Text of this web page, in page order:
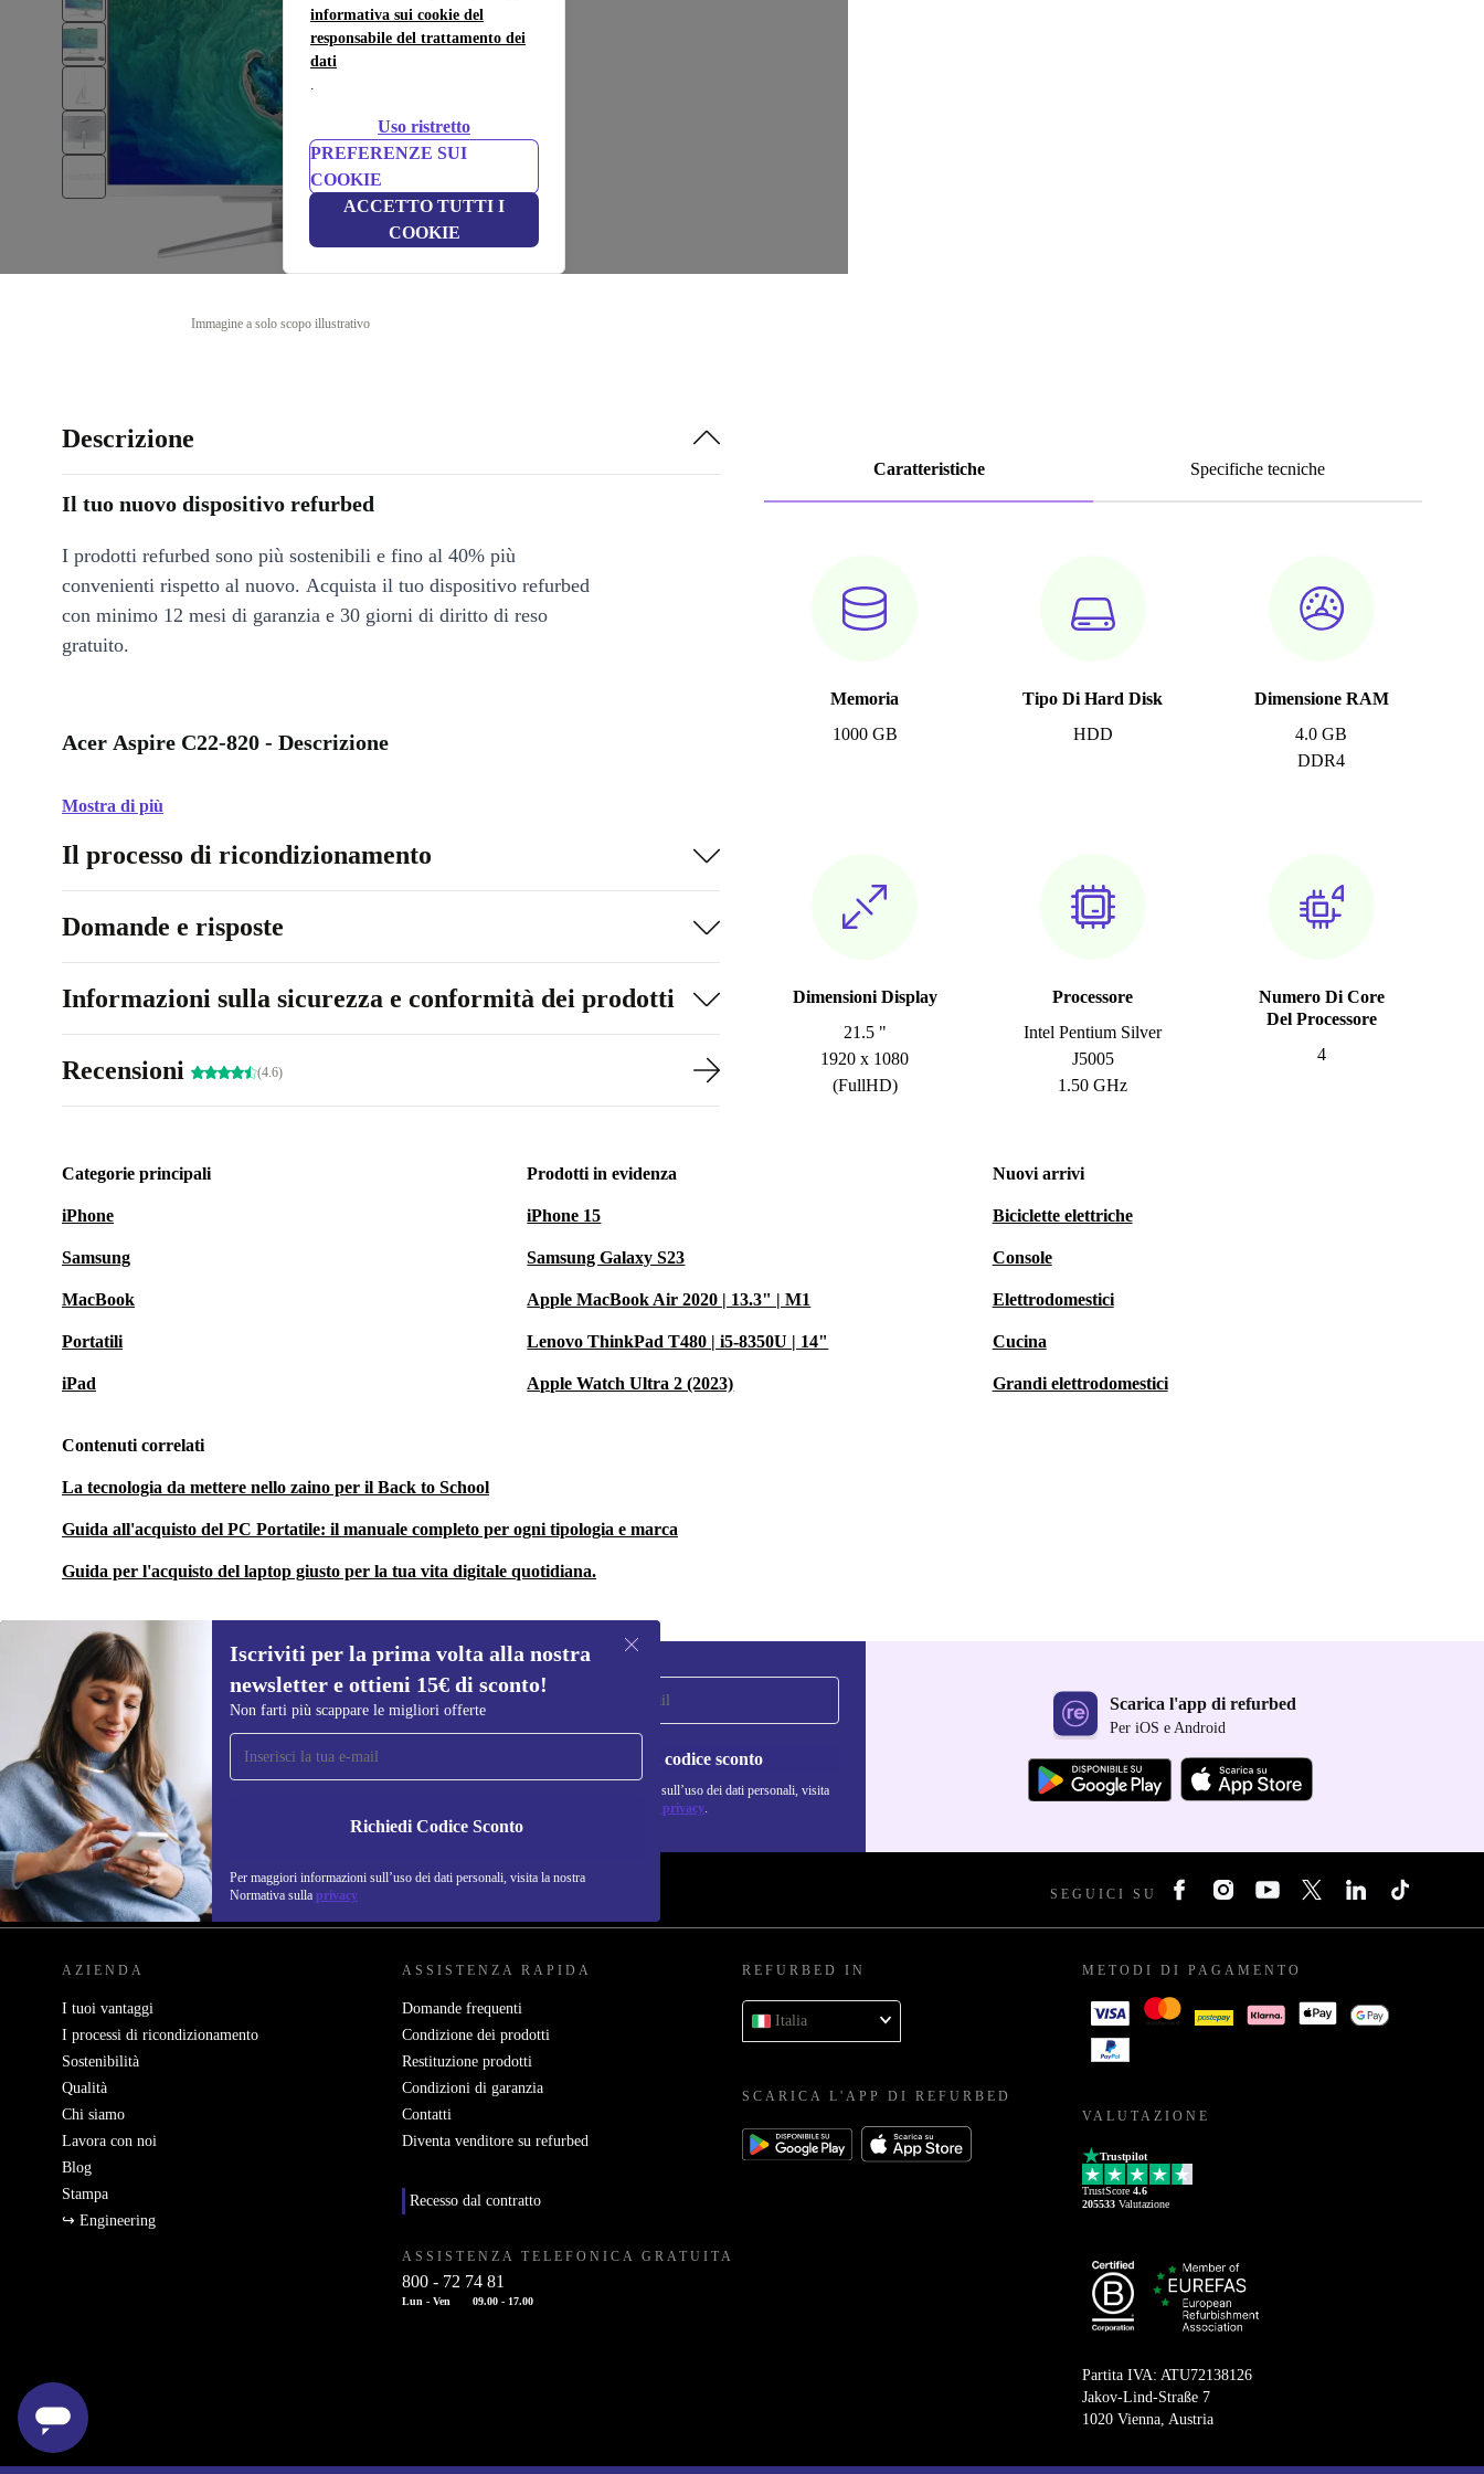
informativa sui cookie del
responsabile del trattamento dei
dati
.
Uso ristretto
PREFERENZE SUI
COOKIE
ACCETTO TUTTI I
COOKIE
Immagine a solo scopo illustrativo
Caratteristiche Specifiche tecniche
Memoria
1000 GB
Tipo Di Hard Disk
HDD
Dimensione RAM
4.0 GB
DDR4
Dimensioni Display
21.5 "
1920 x 1080
(FullHD)
Processore
Intel Pentium Silver
J5005
1.50 GHz
Numero Di Core
Del Processore
4
Descrizione
Il tuo nuovo dispositivo refurbed
I prodotti refurbed sono più sostenibili e fino al 40% più
convenienti rispetto al nuovo. Acquista il tuo dispositivo refurbed
con minimo 12 mesi di garanzia e 30 giorni di diritto di reso
gratuito.
Acer Aspire C22-820 - Descrizione
Mostra di più
Il processo di ricondizionamento
Domande e risposte
Informazioni sulla sicurezza e conformità dei prodotti
Recensioni (4.6)
Categorie principali
iPhone
Samsung
MacBook
Portatili
iPad
Prodotti in evidenza
iPhone 15
Samsung Galaxy S23
Apple MacBook Air 2020 | 13.3" | M1
Lenovo ThinkPad T480 | i5-8350U | 14"
Apple Watch Ultra 2 (2023)
Nuovi arrivi
Biciclette elettriche
Console
Elettrodomestici
Cucina
Grandi elettrodomestici
Contenuti correlati
La tecnologia da mettere nello zaino per il Back to School
Guida all'acquisto del PC Portatile: il manuale completo per ogni tipologia e marca
Guida per l'acquisto del laptop giusto per la tua vita digitale quotidiana.
Iscriviti per la prima volta alla nostra
newsletter e ottieni 15€ di sconto!
Non farti più scappare le migliori offerte
Richiedi Codice Sconto
Per maggiori informazioni sull’uso dei dati personali, visita la nostra
Normativa sulla privacy
Iscriviti per la prima volta alla nostra
newsletter e ottieni 15€ di sconto!
Non farti più scappare le migliori offerte.
Richiedi codice sconto
Per maggiori informazioni sull’uso dei dati personali, visita
Normativa sulla privacy.
Scarica l'app di refurbed
Per iOS e Android
REFURBED ITALIA - RETHINK NEW. SEGUICI SU
AZIENDA
I tuoi vantaggi
I processi di ricondizionamento
Sostenibilità
Qualità
Chi siamo
Lavora con noi
Blog
Stampa
↪ Engineering
ASSISTENZA RAPIDA
Domande frequenti
Condizione dei prodotti
Restituzione prodotti
Condizioni di garanzia
Contatti
Diventa venditore su refurbed
Recesso dal contratto
ASSISTENZA TELEFONICA GRATUITA
800 - 72 74 81
Lun - Ven 09.00 - 17.00
REFURBED IN
Italia
SCARICA L'APP DI REFURBED
METODI DI PAGAMENTO
VALUTAZIONE
Trustpilot
TrustScore 4.6
205533 Valutazione
Partita IVA: ATU72138126
Jakov-Lind-Straße 7
1020 Vienna, Austria